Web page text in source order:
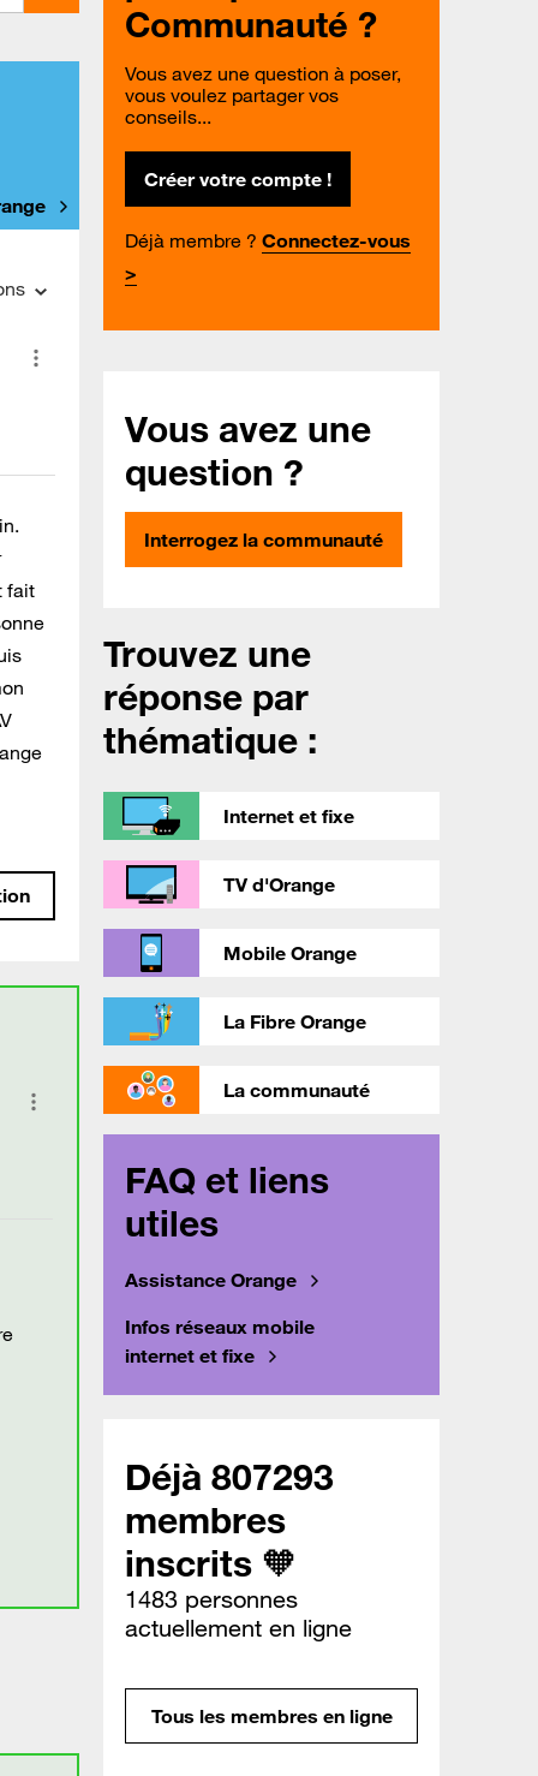
fait
Communauté ?
Vous avez une question à poser,
vous voulez partager vos
conseils...
Créer votre compte !
Déjà membre ? Connectez-vous
>
Vous avez une
question ?
Interrogez la communauté
Trouvez une
réponse par
thématique :
Internet et fixe
TV d'Orange
Mobile Orange
La Fibre Orange
La communauté
FAQ et liens
utiles
Assistance Orange
Infos réseaux mobile
internet et fixe
Déjà 807293
membres
inscrits 🧡
1483 personnes
actuellement en ligne
Tous les membres en ligne